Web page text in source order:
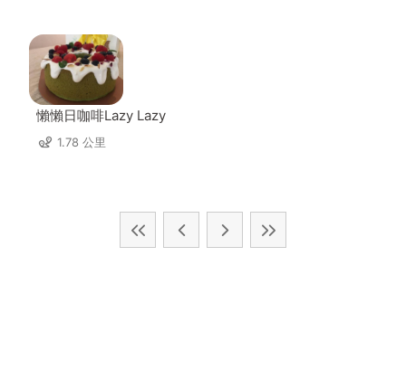
懶懶日咖啡Lazy Lazy
1.78 公里